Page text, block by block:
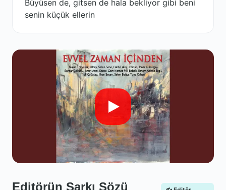
Büyüsen de, gitsen de hala bekliyor gibi beni
senin küçük ellerin
Editörün Şarkı Sözü